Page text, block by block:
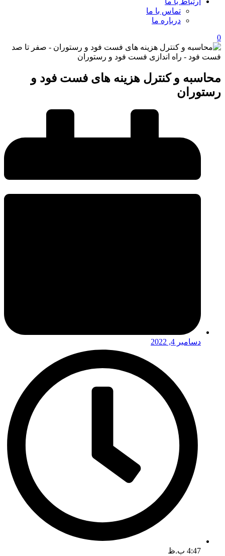
تماس با ما
درباره ما
0
محاسبه و کنترل هزینه های فست فود و
رستوران
دسامبر 4, 2022
4:47 ب.ظ